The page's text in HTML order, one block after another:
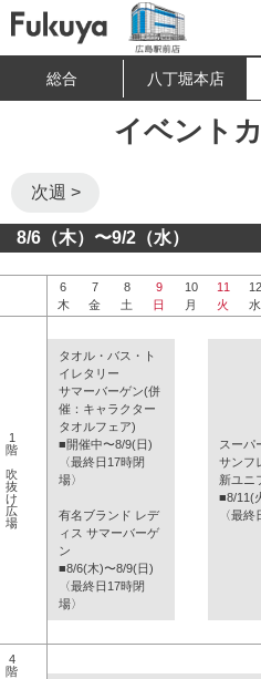
総合 八丁堀本店
イベント
次週 >
8/6（木）〜9/2（水）
6
木
7
金
8
土
9
日
10
月
11
火
12
水
1
階
吹
抜
け
広
場
タオル・バス・ト
イレタリー
サマーバーゲン(併
催：キャラクター
タオルフェア)
■開催中〜8/9(日)
〈最終日17時閉
場〉
有名ブランド レデ
ィス サマーバーゲ
ン
■8/6(木)〜8/9(日)
〈最終日17時閉
場〉
スーパ
サンフ
新ユニ
■8/11(
〈最終
4
階